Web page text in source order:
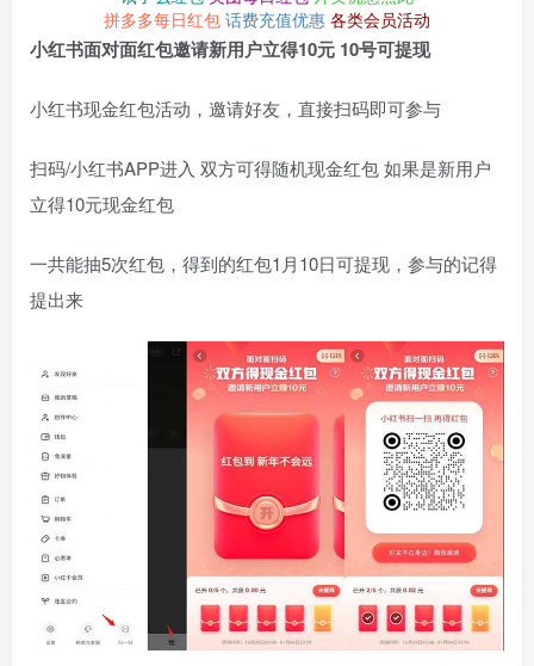
拼多多每日红包 话费充值优惠 各类会员活动
小红书面对面红包邀请新用户立得10元 10号可提现
小红书现金红包活动，邀请好友，直接扫码即可参与
扫码/小红书APP进入 双方可得随机现金红包 如果是新用户
立得10元现金红包
一共能抽5次红包，得到的红包1月10日可提现，参与的记得
提出来